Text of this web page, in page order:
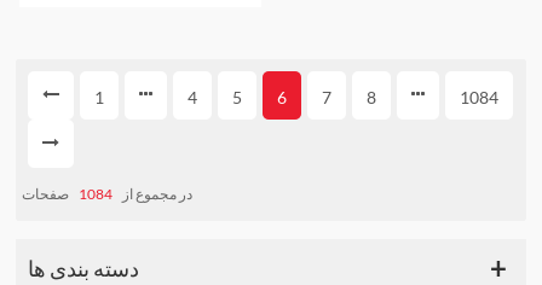
1 4 5 6 7 8 1084
در مجموع از 1084 صفحات
دسته بندی ها